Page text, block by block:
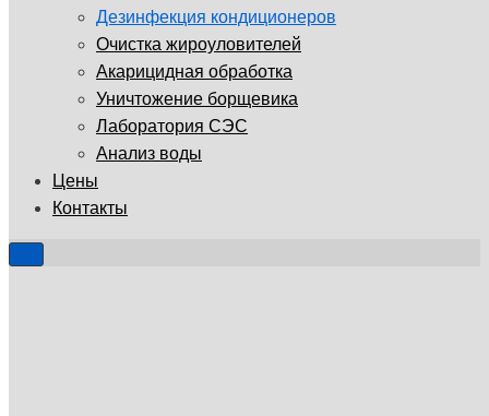
Дезинфекция кондиционеров
Очистка жироуловителей
Акарицидная обработка
Уничтожение борщевика
Лаборатория СЭС
Анализ воды
Цены
Контакты
Показать/